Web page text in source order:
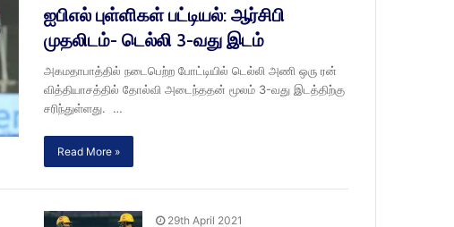
ஐபிஎல் புள்ளிகள் பட்டியல்: ஆர்சிபி
முதலிடம்- டெல்லி 3-வது இடம்
அகமதாபாத்தில் நடைபெற்ற போட்டியில் டெல்லி அணி ஒரு ரன்
வித்தியாசத்தில் தோல்வி அடைந்ததன் மூலம் 3-வது இடத்திற்கு
சரிந்துள்ளது. …
Read More »
29th April 2021